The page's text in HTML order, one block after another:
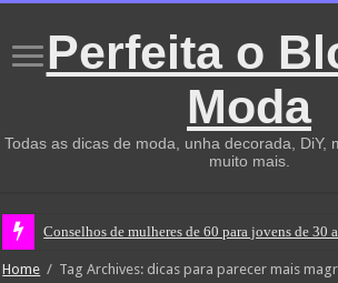
Perfeita o
Moda
Todas as dicas de moda, unha decorada, DiY,
muito mais.
Conselhos de mulheres de 60 para jovens de 30
Home / Tag Archives: dicas para parecer mais